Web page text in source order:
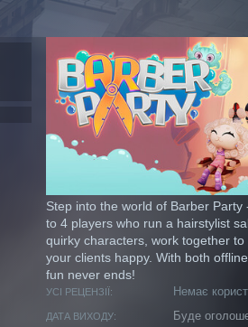
Step into the world of Barber
to 4 players who run a hairstylist
quirky characters, work together
your clients happy. With both
fun never ends!
УСІ РЕЦЕНЗІЇ: Немає
ДАТА ВИХОДУ: Буде